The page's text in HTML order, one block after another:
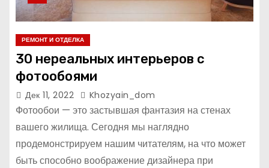
РЕМОНТ И ОТДЕЛКА
30 нереальных интерьеров с
фотообоями
Дек 11, 2022 Khozyain_dom
Фотообои — это застывшая фантазия на стенах
вашего жилища. Сегодня мы наглядно
продемонстрируем нашим читателям, на что может
быть способно воображение дизайнера при